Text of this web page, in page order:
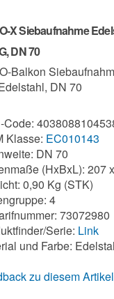
X Siebaufnahme
DN 70
Balkon
DN 70
Code:
Klasse: EC010143
DN 70
(HxBxL): 207
0,90 Kg (STK)
4
73072980
Serie: Link
und Farbe:
zu diesem